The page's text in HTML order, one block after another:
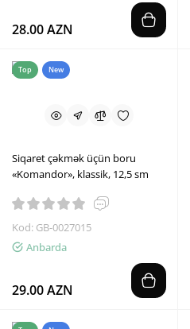
28.00 AZN
Top New
Siqaret çəkmək üçün boru
«Komandor», klassik, 12,5 sm
Kod: GB-0027015
Anbarda
29.00 AZN